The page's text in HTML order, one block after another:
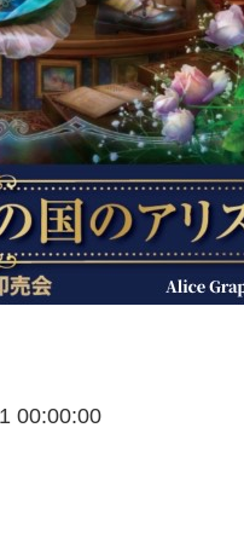
00:00:00